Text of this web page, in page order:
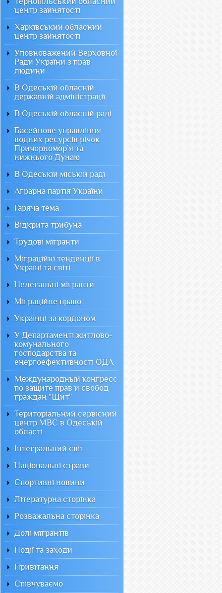
центр зайнятості
Харківський обласний
центр зайнятості
Уповноважений Верховної
Ради України з прав
людини
В Одеській обласній
державній адміністрації
В Одеській обласній раді
Басейнове управління
водних ресурсів річок
Причорномор`я та
нижнього Дунаю
В Одеській міській раді
Аграрна партія України
Гаряча тема
Відкрита трибуна
Трудові мігранти
Міграційні тенденції в
Україні та світі
Нелегальні мігранти
Міграційне право
Українці за кордоном
У Департаменті житлово-
комунального
господарства та
енергоефективності ОДА
Международный конгресс
по защите прав и свобод
граждан "Щит"
Територіальний сервісний
центр МВС в Одеській
області
Інтегральний світ
Національні страви
Спортивні новини
Літературна сторінка
Розважальна сторінка
Долі мігрантів
Події та заходи
Привітання
Співчуваємо